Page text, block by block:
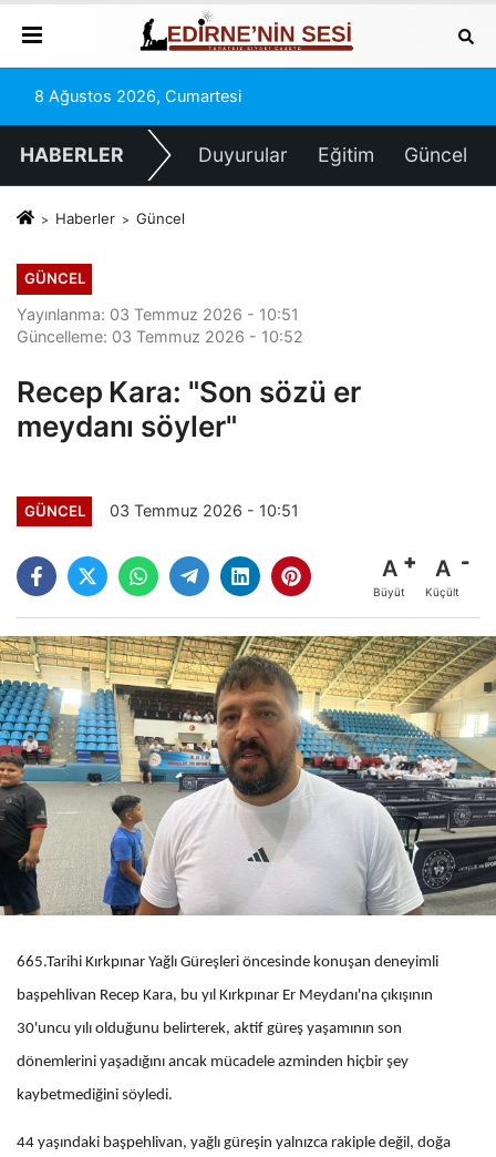
8 Ağustos 2026, Cumartesi
HABERLER Duyurular Eğitim Güncel
Haberler Güncel
GÜNCEL
Yayınlanma: 03 Temmuz 2026 - 10:51
Güncelleme: 03 Temmuz 2026 - 10:52
Recep Kara: "Son sözü er
meydanı söyler"
GÜNCEL 03 Temmuz 2026 - 10:51
A
Büyüt
A
Küçült
665.Tarihi Kırkpınar Yağlı Güreşleri öncesinde konuşan deneyimli
başpehlivan Recep Kara, bu yıl Kırkpınar Er Meydanı'na çıkışının
30'uncu yılı olduğunu belirterek, aktif güreş yaşamının son
dönemlerini yaşadığını ancak mücadele azminden hiçbir şey
kaybetmediğini söyledi.
44 yaşındaki başpehlivan, yağlı güreşin yalnızca rakiple değil, doğa